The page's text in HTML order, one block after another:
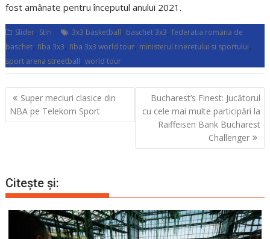
fost amânate pentru începutul anului 2021.
Slider, Stiri 3x3 basketball, baschet 3x3,federatia romana de
baschet,fiba 3x3,fiba 3x3 world tour, ministerul tineretului si sportului,
sport arena streetball,world tour
Navigare
în
articole
Super meciuri clasice din
NBA pe Telekom Sport
Bucharest’s Finest: Jucătorul
cu cele mai multe participări la
Raiffeisen Bank Bucharest
Challenger
Citește și: